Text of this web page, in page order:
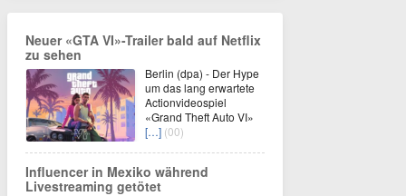
Neuer «GTA VI»-Trailer bald auf Netflix
zu sehen
Berlin (dpa) - Der Hype
um das lang erwartete
Actionvideospiel
«Grand Theft Auto VI»
[…] (00)
Influencer in Mexiko während
Livestreaming getötet